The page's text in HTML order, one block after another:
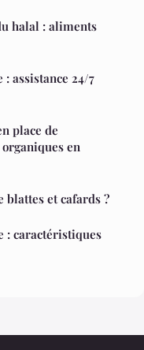
halal : aliments
assistance 24/7
place de
en
et cafards ?
: caractéristiques